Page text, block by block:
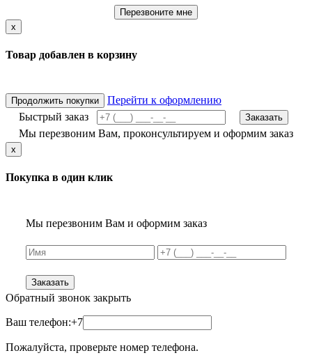
Перезвоните мне
x
Товар добавлен в корзину
Продолжить покупки
Перейти к оформлению
Быстрый заказ
Заказать
Мы перезвоним Вам, проконсультируем и оформим заказ
x
Покупка в один клик
Мы перезвоним Вам и оформим заказ
Заказать
Обратный звонок закрыть
Ваш телефон:+7
Пожалуйста, проверьте номер телефона.